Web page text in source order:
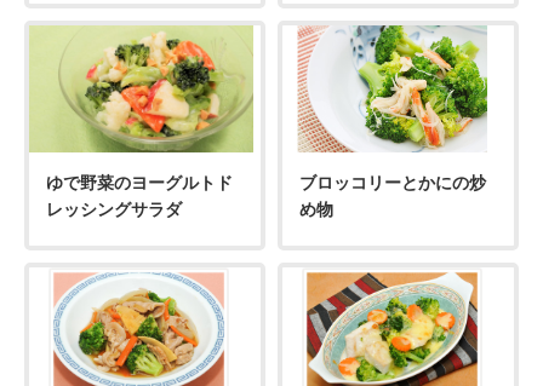
ゆで野菜のヨーグルトド
レッシングサラダ
ブロッコリーとかにの炒
め物